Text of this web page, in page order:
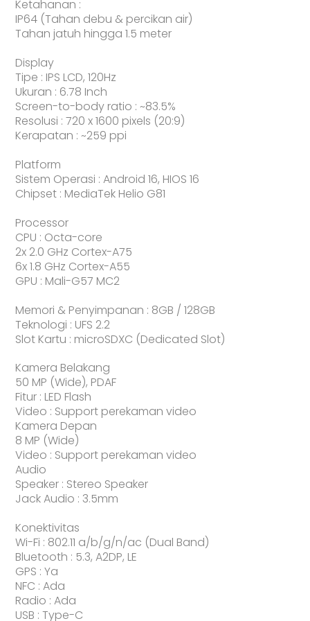
Ketahanan :
IP64 (Tahan debu & percikan air)
Tahan jatuh hingga 1.5 meter
Display
Tipe : IPS LCD, 120Hz
Ukuran : 6.78 Inch
Screen-to-body ratio : ~83.5%
Resolusi : 720 x 1600 pixels (20:9)
Kerapatan : ~259 ppi
Platform
Sistem Operasi : Android 16, HIOS 16
Chipset : MediaTek Helio G81
Processor
CPU : Octa-core
2x 2.0 GHz Cortex-A75
6x 1.8 GHz Cortex-A55
GPU : Mali-G57 MC2
Memori & Penyimpanan : 8GB / 128GB
Teknologi : UFS 2.2
Slot Kartu : microSDXC (Dedicated Slot)
Kamera Belakang
50 MP (Wide), PDAF
Fitur : LED Flash
Video : Support perekaman video
Kamera Depan
8 MP (Wide)
Video : Support perekaman video
Audio
Speaker : Stereo Speaker
Jack Audio : 3.5mm
Konektivitas
Wi-Fi : 802.11 a/b/g/n/ac (Dual Band)
Bluetooth : 5.3, A2DP, LE
GPS : Ya
NFC : Ada
Radio : Ada
USB : Type-C